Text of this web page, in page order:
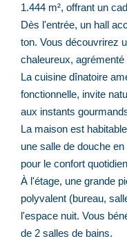
1.444 m², offrant un
Dès l'entrée, un hall
ton. Vous découvrirez
chaleureux,
La cuisine dînatoire
fonctionnelle, invite
aux instants
La maison est
une salle de douche
pour le confort
À l'étage, une grande
polyvalent (bureau,
l'espace nuit. Vous
de 2 salles de bains.